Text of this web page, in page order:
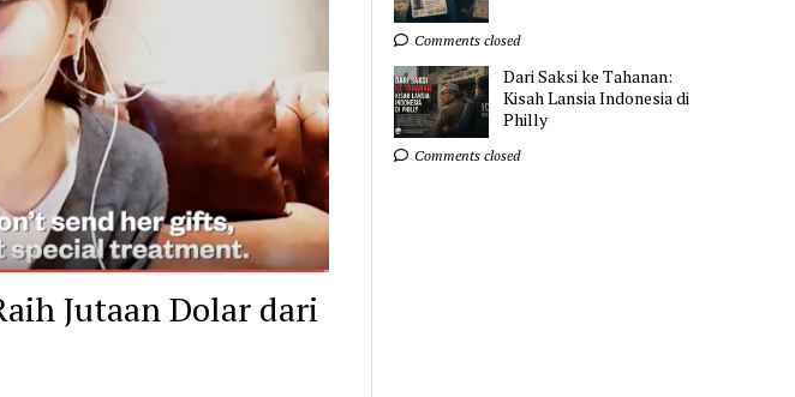
Jutaan Dolar dari
Comments closed
Dari Saksi ke Tahanan:
Kisah Lansia Indonesia di
Philly
Comments closed